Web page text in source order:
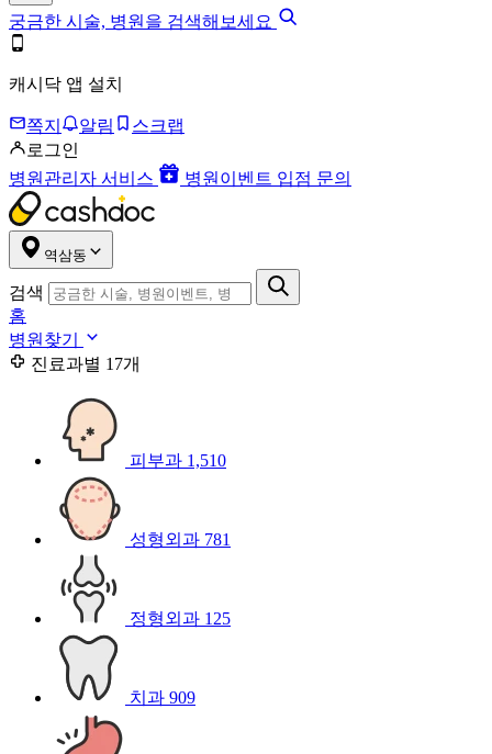
궁금한 시술, 병원을 검색해보세요
캐시닥 앱 설치
쪽지 알림
스크랩
로그인
병원관리자 서비스
병원이벤트 입점 문의
역삼동
검색
홈
병원찾기
진료과별 17개
피부과 1,510
성형외과 781
정형외과 125
치과 909